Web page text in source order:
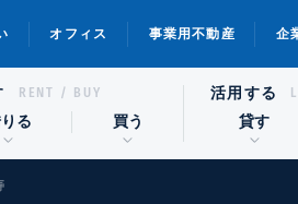
オフィス 事業用不動産 企
RENT / BUY
る 買う
活用する
貸す